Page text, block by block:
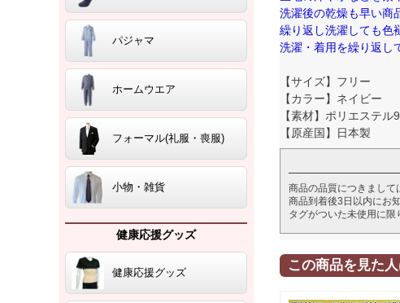
パジャマ
ホームウエア
フォーマル(礼服・喪服)
小物・雑貨
健康応援グッズ
健康応援グッズ
洗濯後の乾燥も早い商
繰り返し洗濯しても色
洗濯・着用を繰り返し
【サイズ】フリー
【カラー】ネイビー
【素材】ポリエステ
【原産国】日本製
商品の品質につきまして
商品到着後3日以内にお
タグがついた未使用に限
この商品を見た